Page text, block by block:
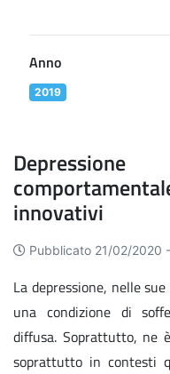
Anno
2019
innovativi
Pubblicato 21/02/2020 -
La depressione, nelle
una condizione di
diffusa. Soprattutto, ne
soprattutto in contesti